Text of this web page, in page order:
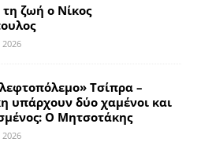
ζωή ο Νίκος
Τσίπρα –
υπάρχουν δύο χαμένοι και
Ο Μητσοτάκης